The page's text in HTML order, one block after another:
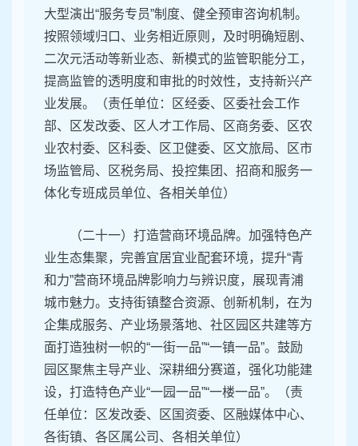
大型演出“服务专员”制度、健全预审咨询机制。
按照领域归口、业务相近原则，及时明确短剧、
二次元活动等新业态、新模式的监管职能分工，
提高监管的透明度和审批的时效性，支持新兴产
业发展。（责任单位：区经委、区委社会工作
部、区发改委、区人才工作局、区商务委、区农
业农村委、区科委、区卫健委、区文旅局、区市
场监管局、区税务局、投控集团、招商和服务一
体化专班成员单位、各相关单位）
（二十一）打造营商环境品牌。加强特色产
业生态集聚，完善宜居宜业配套环境，提升“青
和力”营商环境品牌影响力与辨识度，展现青浦
城市魅力。支持街镇整合资源、创新机制，在为
企集成服务、产业场景落地、社区园区共建等方
面打造独树一帜的“一街一品”“一镇一品”。鼓励
园区聚焦主导产业、深耕细分赛道，强化功能建
设，打造特色产业“一园一品”“一楼一品”。（责
任单位：区发改委、区国资委、区融媒体中心、
各街镇、各区属公司、各相关单位）